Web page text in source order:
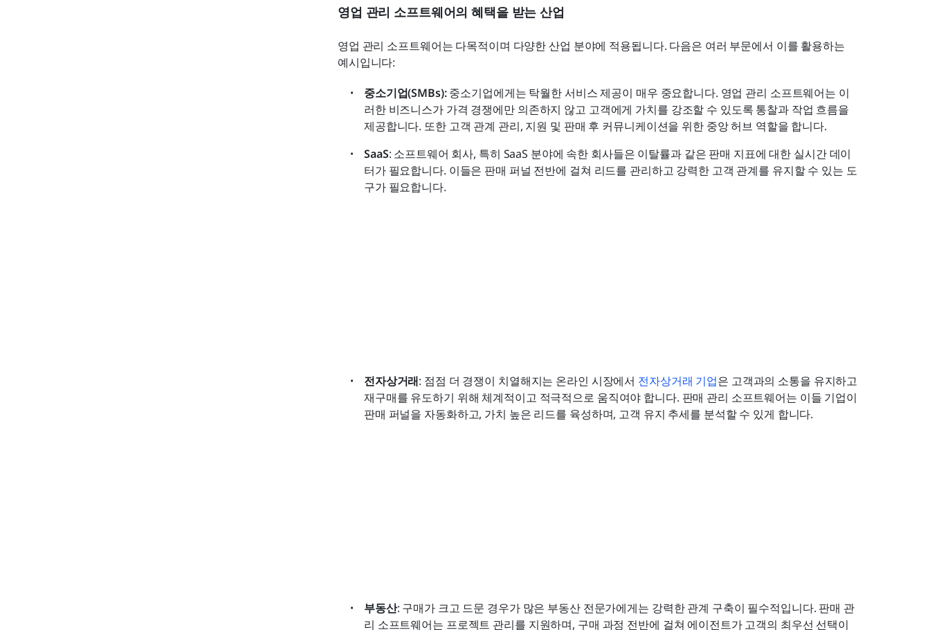
영업 관리 소프트웨어의 혜택을 받는 산업
영업 관리 소프트웨어는 다목적이며 다양한 산업 분야에 적용됩니다. 다음은 여러 부문에서 이를 활용하는
예시입니다:
중소기업(SMBs): 중소기업에게는 탁월한 서비스 제공이 매우 중요합니다. 영업 관리 소프트웨어는 이
러한 비즈니스가 가격 경쟁에만 의존하지 않고 고객에게 가치를 강조할 수 있도록 통찰과 작업 흐름을
제공합니다. 또한 고객 관계 관리, 지원 및 판매 후 커뮤니케이션을 위한 중앙 허브 역할을 합니다.
SaaS: 소프트웨어 회사, 특히 SaaS 분야에 속한 회사들은 이탈률과 같은 판매 지표에 대한 실시간 데이
터가 필요합니다. 이들은 판매 퍼널 전반에 걸쳐 리드를 관리하고 강력한 고객 관계를 유지할 수 있는 도
구가 필요합니다.
전자상거래: 점점 더 경쟁이 치열해지는 온라인 시장에서 전자상거래 기업은 고객과의 소통을 유지하고
재구매를 유도하기 위해 체계적이고 적극적으로 움직여야 합니다. 판매 관리 소프트웨어는 이들 기업이
판매 퍼널을 자동화하고, 가치 높은 리드를 육성하며, 고객 유지 추세를 분석할 수 있게 합니다.
부동산: 구매가 크고 드문 경우가 많은 부동산 전문가에게는 강력한 관계 구축이 필수적입니다. 판매 관
리 소프트웨어는 프로젝트 관리를 지원하며, 구매 과정 전반에 걸쳐 에이전트가 고객의 최우선 선택이